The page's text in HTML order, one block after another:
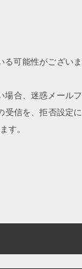
る可能性がございま
場合、迷惑メールフ
受信を、拒否設定に
す。